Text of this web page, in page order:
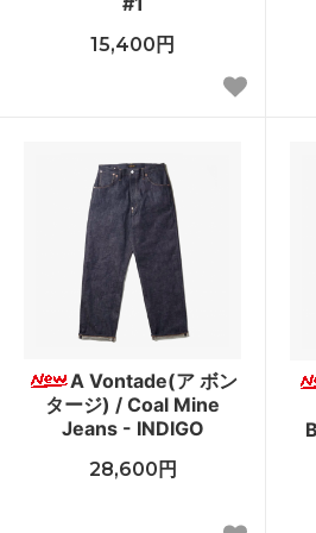
15,400円
A Vontade(ア ボン
タージ) / Coal Mine
Jeans - INDIGO
28,600円